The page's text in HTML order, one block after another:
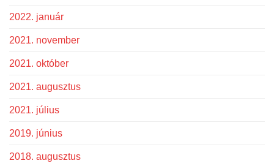
2022. január
2021. november
2021. október
2021. augusztus
2021. július
2019. június
2018. augusztus